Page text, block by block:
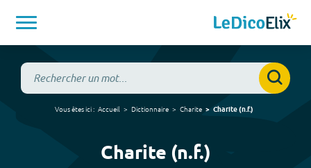
Vous êtes ici : Accueil Dictionnaire Charite Charite(n.f.)
Charite (n.f.)